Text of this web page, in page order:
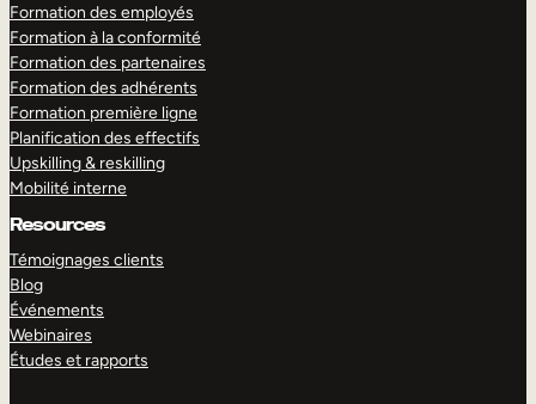
Formation des employés
Formation à la conformité
Formation des partenaires
Formation des adhérents
Formation première ligne
Planification des effectifs
Upskilling & reskilling
Mobilité interne
Resources
Témoignages clients
Blog
Événements
Webinaires
Études et rapports